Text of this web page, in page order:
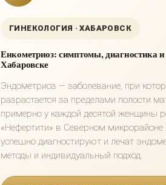
ГИНЕКОЛОГИЯ · ХАБАРОВСК
Енкометриоз: симптомы, диагностика
Хабаровске
Эндометриоз — заболевание, при
разрастается за пределами полости
примерно у каждой десятой женщины
«Нефертити» в Северном микрорайоне
успешно диагностируют и лечат
методы и индивидуальный подход.